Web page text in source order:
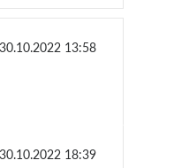
30.10.2022 13:58
30.10.2022 18:39